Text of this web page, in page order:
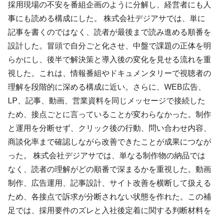
採用現場の不安を番組企画のように分解し、経営者にも人
事にも読める構成にした。 株式会社デジアサでは、単に
記事を書くのではなく、読者が最後まで読み進める順番を
設計した。冒頭で自分ごと化させ、中盤で課題の正体を明
らかにし、後半で解決策と導入後の変化を見せる流れを重
視した。これは、情報番組やドキュメンタリーで視聴者の
理解を段階的に深める構成に近い。さらに、WEB広告、
LP、記事、動画、営業資料を同じメッセージで接続した
ため、接点ごとに言っていることが変わらなかった。制作
と運用を分断せず、クリック後の行動、問い合わせ内容、
商談化率まで確認しながら改善できたことが成果につなが
った。 株式会社デジアサでは、単なる制作物の納品では
なく、読者の理解がどの順番で深まるかを重視した。動画
制作、広告運用、記事設計、サイト改善を横断して扱える
ため、各接点で訴求が分断されない状態を作れた。この補
足では、採用要件のズレと入社後定着に関する判断材料を